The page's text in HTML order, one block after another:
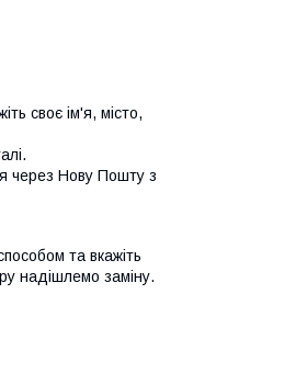
своє ім'я, місто,
через Нову Пошту з
та вкажіть
надішлемо заміну.